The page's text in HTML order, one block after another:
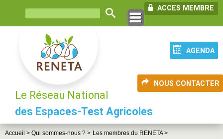
ACCES MEMBRE
AGENDA
NOUS CONTACTER
Le Réseau National
des Espaces-Test Agricoles
Accueil > Qui sommes-nous ? > Les membres du RENETA >